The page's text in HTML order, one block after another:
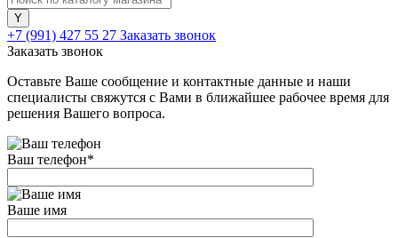
+7 (991) 427 55 27 Заказать звонок
Заказать звонок
Оставьте Ваше сообщение и контактные данные и наши
специалисты свяжутся с Вами в ближайшее рабочее время для
решения Вашего вопроса.
Ваш телефон*
Ваше имя
25%
Добавляйте товары
в корзину
Оплачивайте сегодня только
25% картой любого банка